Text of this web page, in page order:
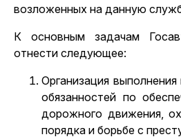
возложенных на данную
К основным задачам
отнести следующее:
Организация
обязанностей по
дорожного движения,
порядка и борьбе с